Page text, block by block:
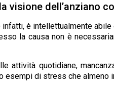
dell’anziano
è intellettualmente abile
la causa non è
attività quotidiane,
di stress che almeno